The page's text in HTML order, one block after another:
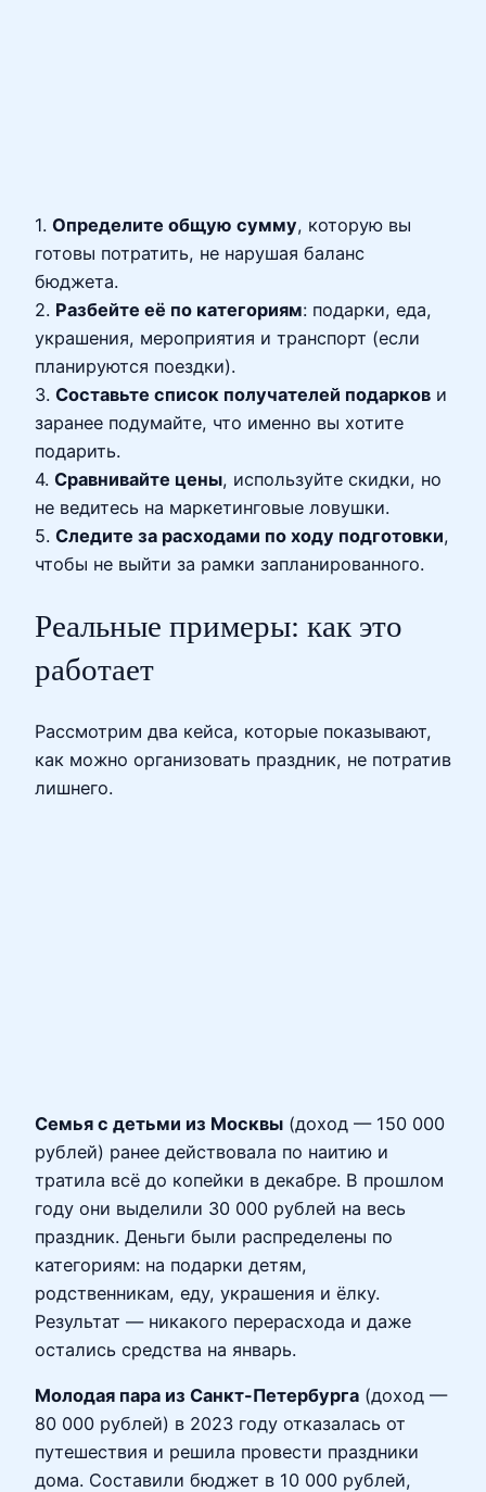
1. Определите общую сумму, которую вы
готовы потратить, не нарушая баланс
бюджета.
2. Разбейте её по категориям: подарки, еда,
украшения, мероприятия и транспорт (если
планируются поездки).
3. Составьте список получателей подарков и
заранее подумайте, что именно вы хотите
подарить.
4. Сравнивайте цены, используйте скидки, но
не ведитесь на маркетинговые ловушки.
5. Следите за расходами по ходу подготовки,
чтобы не выйти за рамки запланированного.
Реальные примеры: как это
работает
Рассмотрим два кейса, которые показывают,
как можно организовать праздник, не потратив
лишнего.
Семья с детьми из Москвы (доход — 150 000
рублей) ранее действовала по наитию и
тратила всё до копейки в декабре. В прошлом
году они выделили 30 000 рублей на весь
праздник. Деньги были распределены по
категориям: на подарки детям,
родственникам, еду, украшения и ёлку.
Результат — никакого перерасхода и даже
остались средства на январь.
Молодая пара из Санкт-Петербурга (доход —
80 000 рублей) в 2023 году отказалась от
путешествия и решила провести праздники
дома. Составили бюджет в 10 000 рублей,